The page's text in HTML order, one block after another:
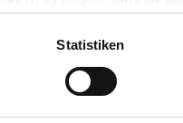
Daten
ablehnen. Sie können Ihre
unten links auf dieser
Statistiken